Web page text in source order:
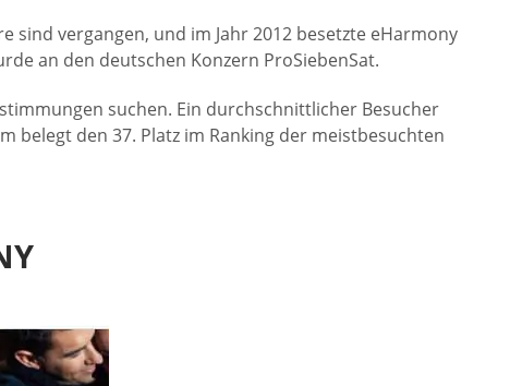
sind vergangen, und im Jahr 2012 besetzte eHarmony
an den deutschen Konzern ProSiebenSat.
suchen. Ein durchschnittlicher Besucher
den 37. Platz im Ranking der meistbesuchten